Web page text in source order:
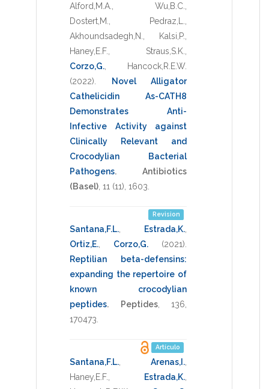
Alford,M.A.
Wu,B.C.
Dostert,M.
Pedraz,L.
Akhoundsadegh,N.
Kalsi,P.
Haney,E.F.
Straus,S.K.
Corzo,G.
Hancock,R.E.W.
(2022)
Novel Alligator
Cathelicidin As-CATH8
Demonstrates Anti-
Infective Activity against
Clinically Relevant and
Crocodylian Bacterial
Pathogens.
Antibiotics
(Basel) 11 (11), 1603
Revision
Santana,F.L. Estrada,K.
Ortiz,E.
Corzo,G. (2021)
Reptilian beta-defensins:
expanding the repertoire of
known crocodylian
peptides. Peptides, 136
170473
Artículo
Santana,F.L. Arenas,I.
Haney,E.F.
Estrada,K.